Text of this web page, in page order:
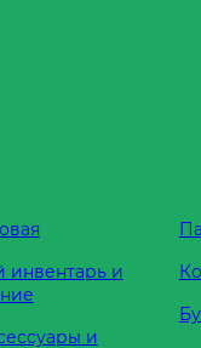
инвентарь и
и